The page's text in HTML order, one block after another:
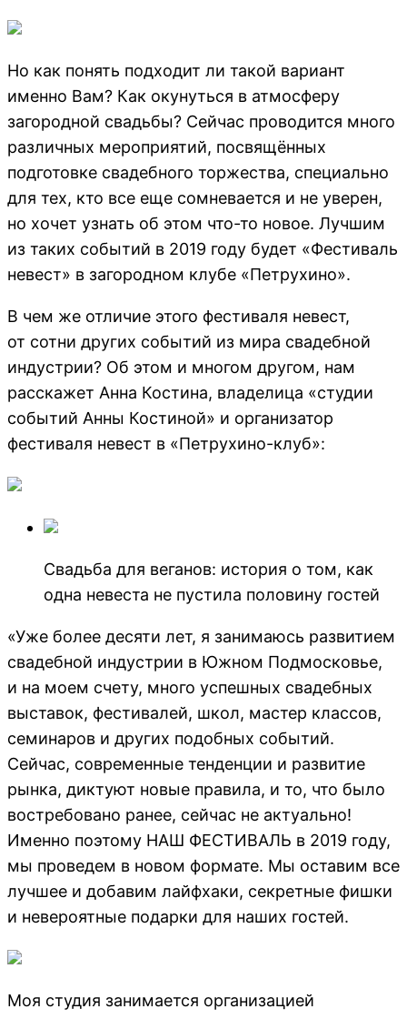
Но как понять подходит ли такой вариант
именно Вам? Как окунуться в атмосферу
загородной свадьбы? Сейчас проводится много
различных мероприятий, посвящённых
подготовке свадебного торжества, специально
для тех, кто все еще сомневается и не уверен,
но хочет узнать об этом что-то новое. Лучшим
из таких событий в 2019 году будет «Фестиваль
невест» в загородном клубе «Петрухино».
В чем же отличие этого фестиваля невест,
от сотни других событий из мира свадебной
индустрии? Об этом и многом другом, нам
расскажет Анна Костина, владелица «студии
событий Анны Костиной» и организатор
фестиваля невест в «Петрухино-клуб»:
Свадьба для веганов: история о том, как
одна невеста не пустила половину гостей
«Уже более десяти лет, я занимаюсь развитием
свадебной индустрии в Южном Подмосковье,
и на моем счету, много успешных свадебных
выставок, фестивалей, школ, мастер классов,
семинаров и других подобных событий.
Сейчас, современные тенденции и развитие
рынка, диктуют новые правила, и то, что было
востребовано ранее, сейчас не актуально!
Именно поэтому НАШ ФЕСТИВАЛЬ в 2019 году,
мы проведем в новом формате. Мы оставим все
лучшее и добавим лайфхаки, секретные фишки
и невероятные подарки для наших гостей.
Моя студия занимается организацией